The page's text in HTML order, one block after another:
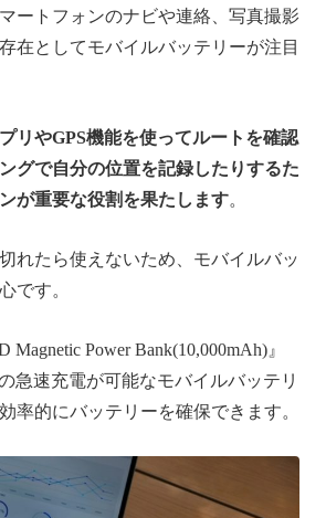
ートフォンのナビや連絡、写真撮影
在としてモバイルバッテリーが注目
リやGPS機能を使ってルートを確認
グで自分の位置を記録したりするた
が重要な役割を果たします。
れたら使えないため、モバイルバッ
です。
Magnetic Power Bank(10,000mAh)』
急速充電が可能なモバイルバッテリ
率的にバッテリーを確保できます。